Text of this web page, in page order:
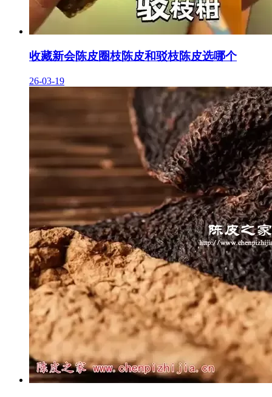
收藏新会陈皮圈枝陈皮和驳枝陈皮选哪个
26-03-19